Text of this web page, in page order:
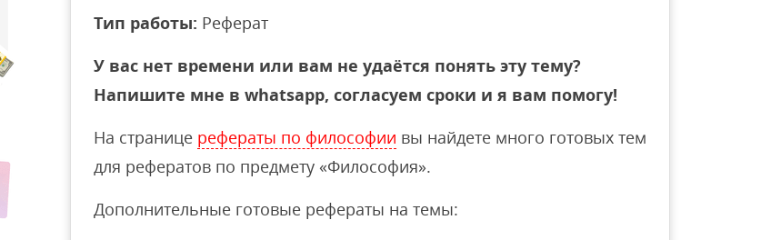
Тип работы: Реферат
У вас нет времени или вам не удаётся понять эту тему?
Напишите мне в whatsapp, согласуем сроки и я вам помогу!
На странице рефераты по философии вы найдете много готовых тем
для рефератов по предмету «Философия».
Дополнительные готовые рефераты на темы: